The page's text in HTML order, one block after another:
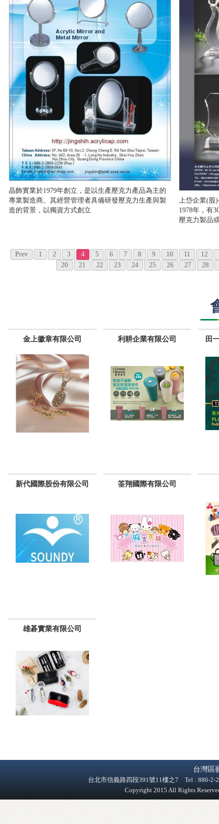
晶飾實業於1979年創立，是以生產壓克力產品為主的
專業製造商。其經營管理者具備研發壓克力生產與製
造的背景，以獨資方式創立
上岱企業(
1978年，有
壓克力製品
Prev 1 2 3 4 5 6 7 8 9 10 11 12
20
21 22 23 24 25 26 27 28
金上徽章有限公司 利耕企業有限公司 田
新代國際股份有限公司 筌翔國際有限公司
雄碁實業有限公司
台灣區
台北市信義路四段391號11樓之7 Tel : 886-
Copyright 2015 All Rights